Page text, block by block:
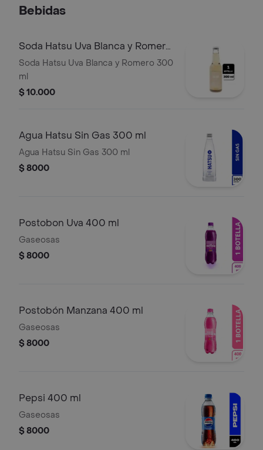
Bebidas
Soda Hatsu Uva Blanca y Romero
300 ml
Soda Hatsu Uva Blanca y Romero 300
ml
$ 10.000
Agua Hatsu Sin Gas 300 ml
Agua Hatsu Sin Gas 300 ml
$ 8000
Postobon Uva 400 ml
Gaseosas
$ 8000
Postobón Manzana 400 ml
Gaseosas
$ 8000
Pepsi 400 ml
Gaseosas
$ 8000